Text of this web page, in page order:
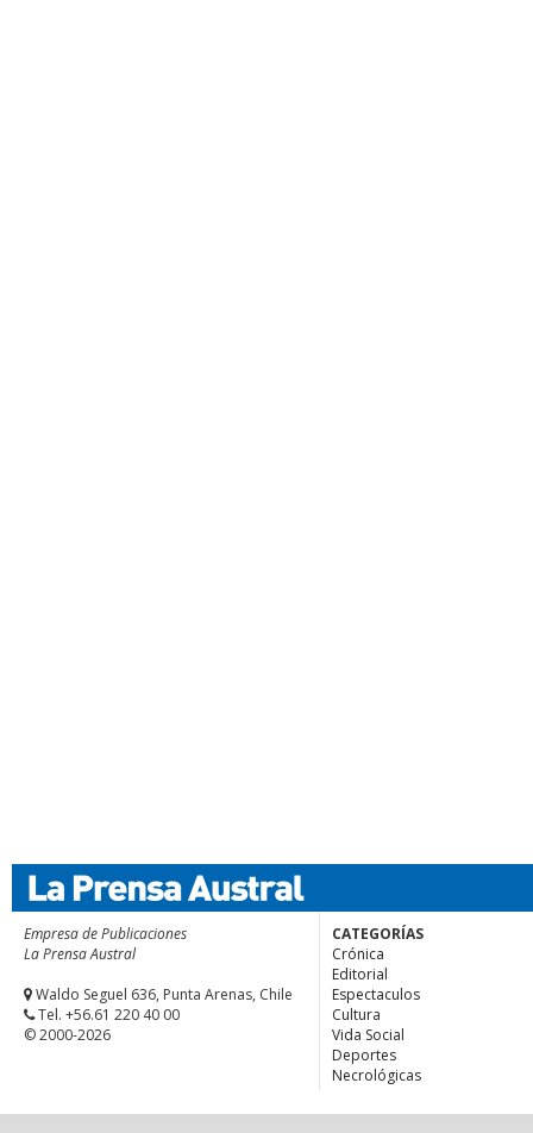
Empresa de Publicaciones
La Prensa Austral
Waldo Seguel 636, Punta Arenas, Chile
Tel. +56.61 220 40 00
© 2000-2026
CATEGORÍAS
Crónica
Editorial
Espectaculos
Cultura
Vida Social
Deportes
Necrológicas